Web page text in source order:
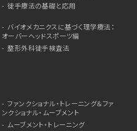
徒手療法の基礎と応用
バイオメカニクスに基づく理学療法：
オーバーヘッドスポーツ編
整形外科徒手検査法
ファンクショナル・トレーニング＆ファ
ンクショナル・ムーブメント
ムーブメント・トレーニング